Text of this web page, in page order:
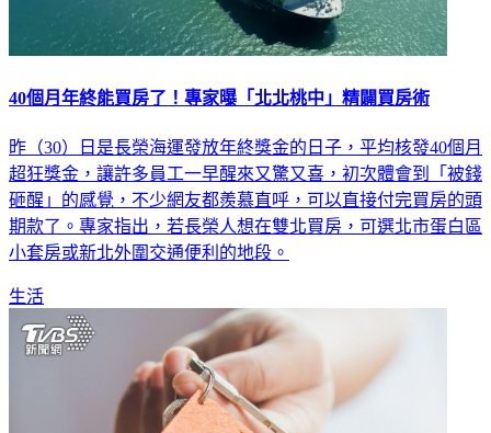
40個月年終能買房了！專家曝「北北桃中」精闢買房術
昨（30）日是長榮海運發放年終獎金的日子，平均核發40個月
超狂獎金，讓許多員工一早醒來又驚又喜，初次體會到「被錢
砸醒」的感覺，不少網友都羨慕直呼，可以直接付完買房的頭
期款了。專家指出，若長榮人想在雙北買房，可選北市蛋白區
小套房或新北外圍交通便利的地段。
生活